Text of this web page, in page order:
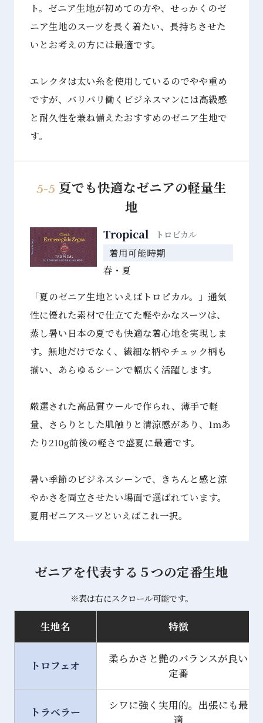
ト。ゼニア⽣地が初めての方や、せっかくのゼ
ニア⽣地のスーツを長く着たい、長持ちさせた
いとお考えの方には最適です。
エレクタは太い糸を使用しているのでやや重め
ですが、バリバリ働くビジネスマンには高級感
と耐久性を兼ね備えたおすすめのゼニア⽣地で
す。
5-5 夏でも快適なゼニアの軽量生
地
Tropical トロピカル
着用可能時期
春・夏
「夏のゼニア⽣地といえばトロピカル。」通気
性に優れた素材で仕⽴てた軽やかなスーツは、
蒸し暑い⽇本の夏でも快適な着⼼地を実現しま
す。無地だけでなく、繊細な柄やチェック柄も
揃い、あらゆるシーンで幅広く活躍します。
厳選された⾼品質ウールで作られ、薄⼿で軽
量、さらりとした肌触りと清涼感があり、1mあ
たり210g前後の軽さで盛夏に最適です。
暑い季節のビジネスシーンで、きちんと感と涼
やかさを両⽴させたい場⾯で選ばれています。
夏⽤ゼニアスーツといえばこれ⼀択。
ゼニアを代表する５つの定番生地
※表は右にスクロール可能です。
生地名 特徴
トロフェオ
柔らかさと艶のバランスが良い
定番
トラベラー
シワに強く実用的。出張にも最
適